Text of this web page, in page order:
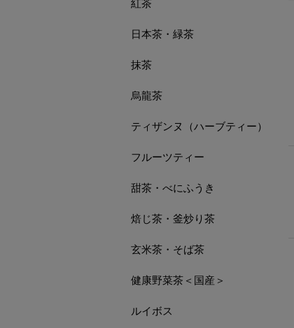
紅茶
日本茶・緑茶
抹茶
烏龍茶
ティザンヌ（ハーブティー）
フルーツティー
甜茶・べにふうき
焙じ茶・釜炒り茶
玄米茶・そば茶
健康野菜茶＜国産＞
ルイボス